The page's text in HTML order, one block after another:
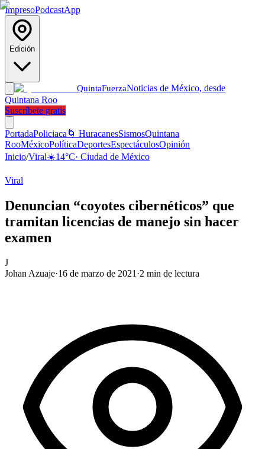
ImpresoPodcastApp
Edición
QuintaFuerzaNoticias de México, desde
Quintana Roo
Suscríbete gratis
PortadaPoliciaca 🌀 HuracanesSismosQuintana
RooMéxicoPolíticaDeportesEspectáculosOpinión
Inicio/Viral☀️14°C· Ciudad de México
Viral
Denuncian “coyotes cibernéticos” que
tramitan licencias de manejo sin hacer
examen
J
Johan Azuaje·16 de marzo de 2021 ·2 min de lectura